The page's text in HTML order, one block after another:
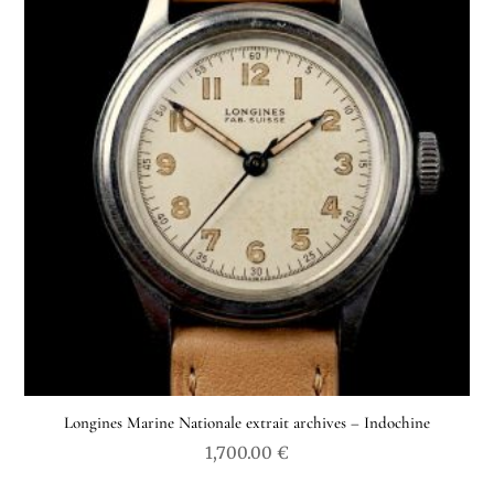
Longines Marine Nationale extrait archives – Indochine
1,700.00 €